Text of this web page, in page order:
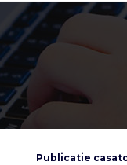
Publicatie